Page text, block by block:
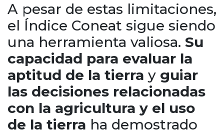
A pesar de estas limitaciones,
el Índice Coneat sigue siendo
una herramienta valiosa. Su
capacidad para evaluar la
aptitud de la tierra y guiar
las decisiones relacionadas
con la agricultura y el uso
de la tierra ha demostrado